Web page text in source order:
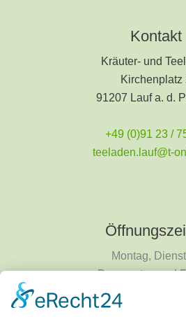
Kontakt
Kräuter- und
Kirchenplatz
91207 Lauf a. d.
+49 (0)91 23 /
teeladen.lauf@t-
Montag,
Donnerstag und